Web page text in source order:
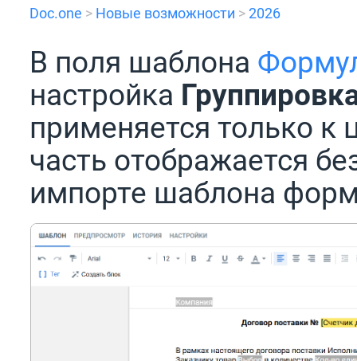
Doc.one > Новые возможности >2026
В поля шаблона
настройка
применяется только к
часть отображается
импорте шаблона